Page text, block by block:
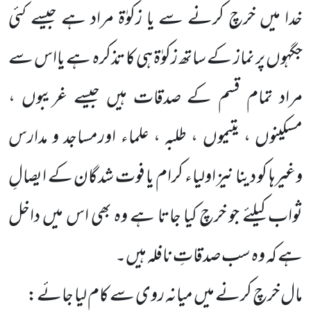
خدا میں خرچ کرنے سے یا زکوٰۃ مراد ہے جیسے کئی
جگہوں پر نماز کے ساتھ زکوٰۃ ہی کا تذکرہ ہے یااس سے
مراد تمام قسم کے صدقات ہیں جیسے غریبوں ،
مسکینوں ، یتیموں ، طلبہ ، علماء اورمساجد و مدارس
وغیرہا کو دینا نیز اولیاء کرام یا فوت شدگان کے ایصالِ
ثواب کیلئے جو خرچ کیا جاتا ہے وہ بھی اس میں داخل
ہے کہ وہ سب صدقاتِ نافلہ ہیں۔
مال خرچ کرنے میں میانہ روی سے کام لیا جائے: